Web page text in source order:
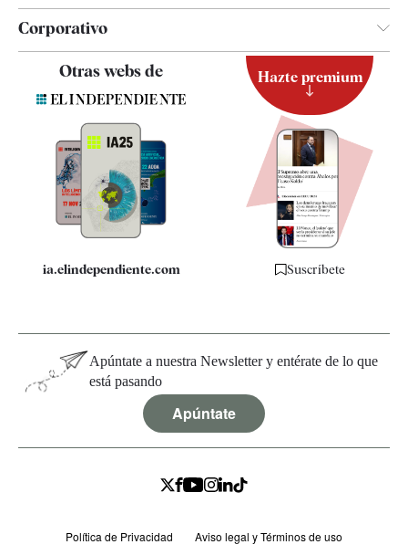
Corporativo
Contacto
Quiénes somos
Especificaciones
Otras webs de
ia.elindependiente.com
Hazte premium
Suscríbete
Apúntate a nuestra Newsletter y entérate de lo que
está pasando
Apúntate
Política de Privacidad
Aviso legal y Términos de uso